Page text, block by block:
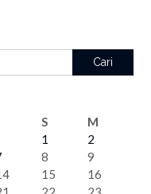
Cari
S
M
1
2
8
9
15
16